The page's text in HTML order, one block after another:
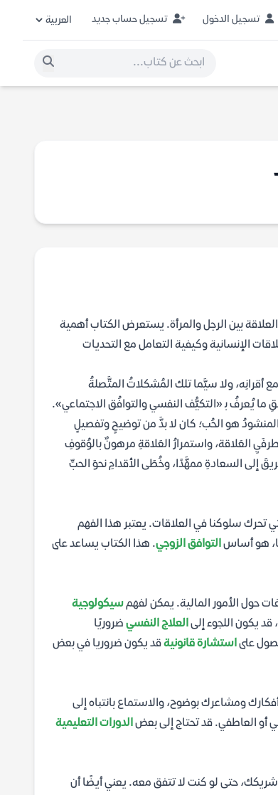
تسجيل الدخول تسجيل حساب جديد
بين الرجل والمرأة. يستعرض الكتاب أهمية
الإنسانية وكيفية التعامل مع التحديات
أقرانِه، ولا سيَّما تلك المُشكلاتُ المتَّصلةُ
ما يُعرفُ ﺑ «التكيُّف النفسي والتوافُق الاجتماعي».
هو الحُب؛ كان لا بدَّ من توضيحٍ وتفصيلٍ
العَلاقة، واستمرارُ العَلاقةِ مرهونٌ بالوُقوفِ
إلى السعادةِ ممهَّدًا، وخُطَى الأقدامِ نحوَ الحبِّ
تحرك سلوكنا في العلاقات. يعتبر هذا الفهم
هو أساسالتوافق الزوجي. هذا الكتاب يساعد على
حول الأمور المالية. يمكن لفهمسيكولوجية
يكون اللجوء إلىالعلاج النفسي ضروريًا
علىاستشارة قانونيةقد يكون ضروريا في بعض
ومشاعرك بوضوح، والاستماع بانتباه إلى
أو العاطفي. قد تحتاج إلى بعضالدورات التعليمية
حتى لو كنت لا تتفق معه. يعني أيضًا أن